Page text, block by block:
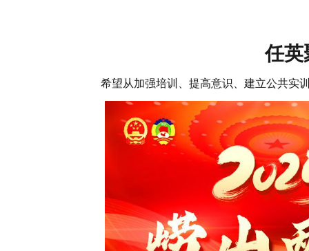
任英
希望从加强培训、提高意识、建立公共实